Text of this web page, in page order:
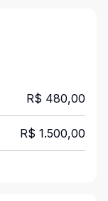
R$ 480,00
R$ 1.500,00